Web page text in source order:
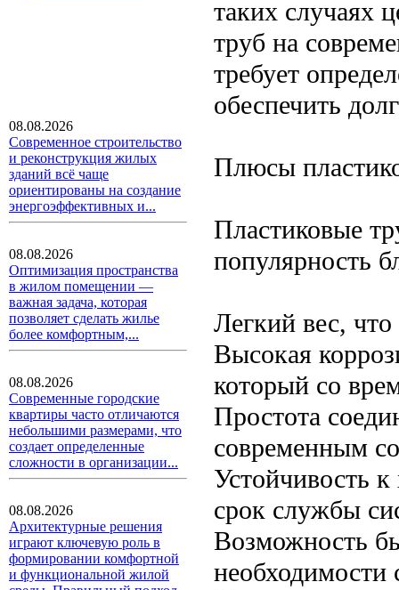
08.08.2026
Современное строительство
и реконструкция жилых
зданий всё чаще
ориентированы на создание
энергоэффективных и...
08.08.2026
Оптимизация пространства
в жилом помещении —
важная задача, которая
позволяет сделать жилье
более комфортным,...
08.08.2026
Современные городские
квартиры часто отличаются
небольшими размерами, что
создает определенные
сложности в организации...
08.08.2026
Архитектурные решения
играют ключевую роль в
формировании комфортной
и функциональной жилой
таких случаях
труб на
требует
обеспечить
Плюсы
Пластиковые
популярность
Легкий вес,
Высокая
который со
Простота
современным
Устойчивость
срок службы
Возможность
необходимости